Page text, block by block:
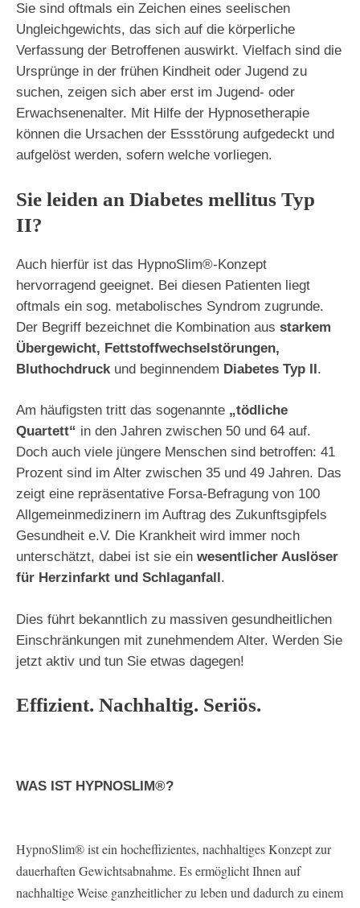
Sie sind oftmals ein Zeichen eines seelischen
Ungleichgewichts, das sich auf die körperliche
Verfassung der Betroffenen auswirkt. Vielfach sind die
Ursprünge in der frühen Kindheit oder Jugend zu
suchen, zeigen sich aber erst im Jugend- oder
Erwachsenenalter. Mit Hilfe der Hypnosetherapie
können die Ursachen der Essstörung aufgedeckt und
aufgelöst werden, sofern welche vorliegen.
Sie leiden an Diabetes mellitus Typ
II?
Auch hierfür ist das HypnoSlim®-Konzept
hervorragend geeignet. Bei diesen Patienten liegt
oftmals ein sog. metabolisches Syndrom zugrunde.
Der Begriff bezeichnet die Kombination aus starkem
Übergewicht, Fettstoffwechselstörungen,
Bluthochdruck und beginnendem Diabetes Typ II.
Am häufigsten tritt das sogenannte „tödliche
Quartett“ in den Jahren zwischen 50 und 64 auf.
Doch auch viele jüngere Menschen sind betroffen: 41
Prozent sind im Alter zwischen 35 und 49 Jahren. Das
zeigt eine repräsentative Forsa-Befragung von 100
Allgemeinmedizinern im Auftrag des Zukunftsgipfels
Gesundheit e.V. Die Krankheit wird immer noch
unterschätzt, dabei ist sie ein wesentlicher Auslöser
für Herzinfarkt und Schlaganfall.
Dies führt bekanntlich zu massiven gesundheitlichen
Einschränkungen mit zunehmendem Alter. Werden Sie
jetzt aktiv und tun Sie etwas dagegen!
Effizient. Nachhaltig. Seriös.
WAS IST HYPNOSLIM®?
HypnoSlim® ist ein hocheffizientes, nachhaltiges Konzept zur
dauerhaften Gewichtsabnahme. Es ermöglicht Ihnen auf
nachhaltige Weise ganzheitlicher zu leben und dadurch zu einem